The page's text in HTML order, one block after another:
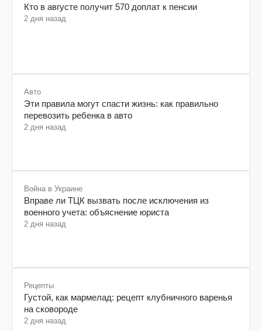
Кто в августе получит 570 доплат к пенсии
2 дня назад
Авто
Эти правила могут спасти жизнь: как правильно
перевозить ребенка в авто
2 дня назад
Война в Украине
Вправе ли ТЦК вызвать после исключения из
военного учета: объяснение юриста
2 дня назад
Рецепты
Густой, как мармелад: рецепт клубничного варенья
на сковороде
2 дня назад